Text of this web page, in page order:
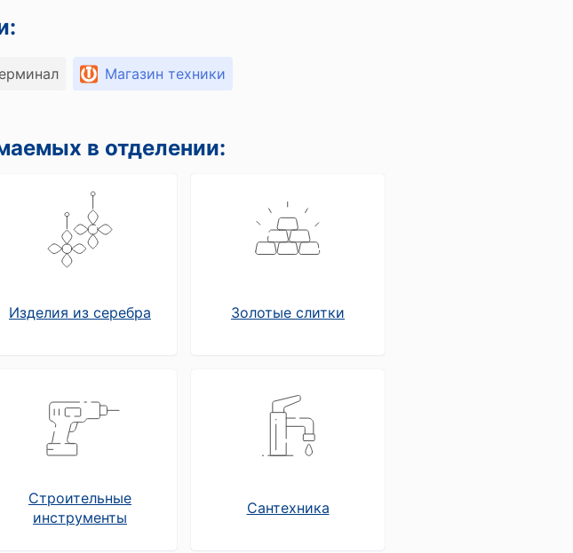
Магазин техники
в отделении:
Изделия из серебра Золотые слитки
Строительные
инструменты
Сантехника